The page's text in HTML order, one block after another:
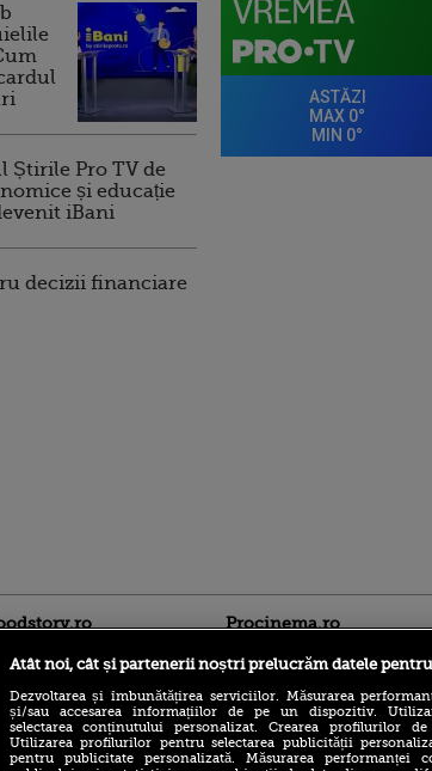
Știrile Pro TV de
și educație
iBani
decizii financiare
Procinema.ro
Atât noi, cât și partenerii noștri prelucrăm datele
Dezvoltarea și îmbunătățirea serviciilor. Măsurarea
și/sau accesarea informațiilor de pe un dispozitiv.
selectarea conținutului personalizat. Crearea profilurilor
Utilizarea profilurilor pentru selectarea publicității
pentru publicitate personalizată. Măsurarea performanței